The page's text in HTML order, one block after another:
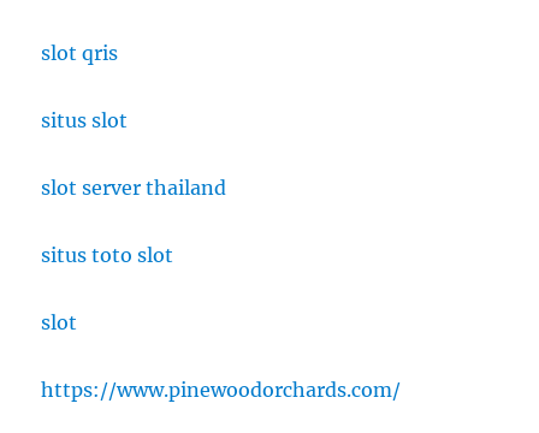
slot qris
situs slot
slot server thailand
situs toto slot
slot
https://www.pinewoodorchards.com/